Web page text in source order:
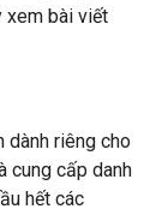
xem bài viết
dành riêng cho
cung cấp danh
hết các